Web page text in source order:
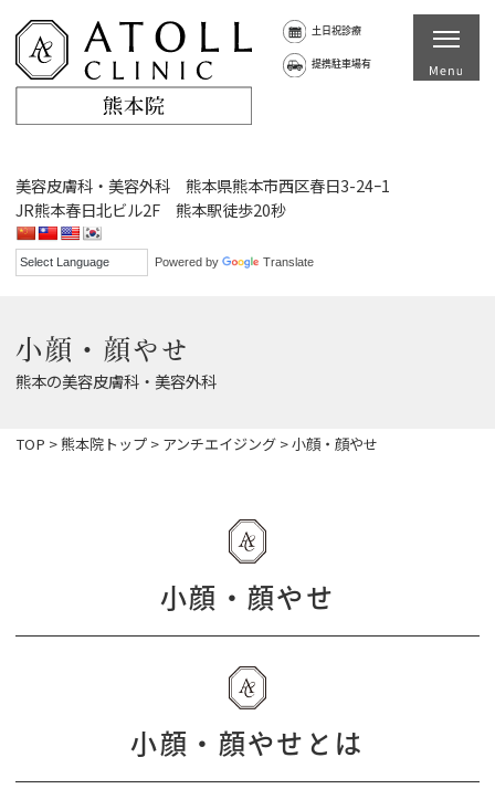
Powered by Translate
土日祝診療
提携駐車場有
美容皮膚科・美容外科 熊本県熊本市西区春日3-24ｰ1
JR熊本春日北ビル2F 熊本駅徒歩20秒
小顔・顔やせ
熊本の美容皮膚科・美容外科
TOP >熊本院トップ > アンチエイジング >小顔・顔やせ
小顔・顔やせ
小顔・顔やせとは